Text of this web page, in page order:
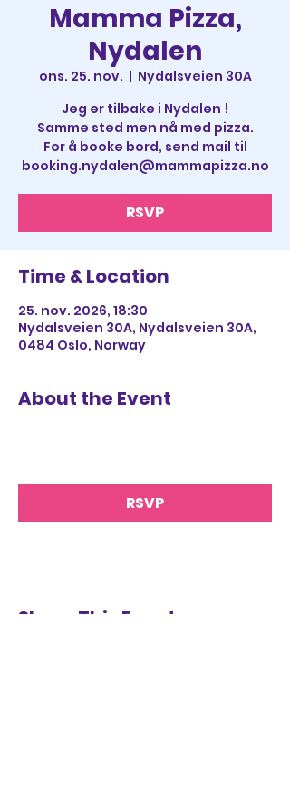
Mamma Pizza,
Nydalen
ons. 25. nov.
  |
Nydalsveien 30A
Jeg er tilbake i Nydalen !
Samme sted men nå med pizza.
For å booke bord, send mail til
booking.nydalen@mammapizza.no
RSVP
Time & Location
25. nov. 2026, 18:30
Nydalsveien 30A, Nydalsveien 30A,
0484 Oslo, Norway
About the Event
RSVP
Share This Event